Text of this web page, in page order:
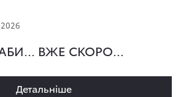
ВЖЕ СКОРО...
Детальнiше